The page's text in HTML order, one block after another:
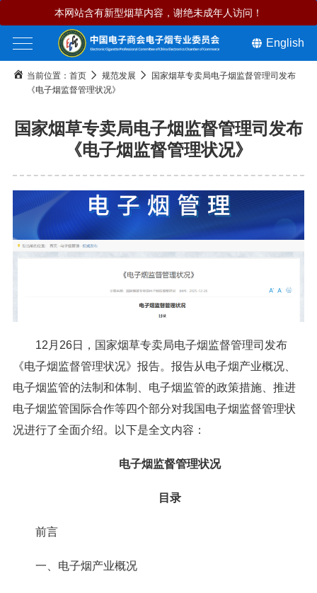
English
本网站含有新型烟草内容，谢绝未成年人访问！
当前位置： 首页 规范发展
国家烟草专卖局电子烟监督管理司发布
《电子烟监督管理状况》
国家烟草专卖局电子烟监督管理司发布
《电子烟监督管理状况》
12月26日，国家烟草专卖局电子烟监督管理司发布
《电子烟监督管理状况》报告。报告从电子烟产业概况、
电子烟监管的法制和体制、电子烟监管的政策措施、推进
电子烟监管国际合作等四个部分对我国电子烟监督管理状
况进行了全面介绍。以下是全文内容：
电子烟监督管理状况
目录
前言
一、电子烟产业概况